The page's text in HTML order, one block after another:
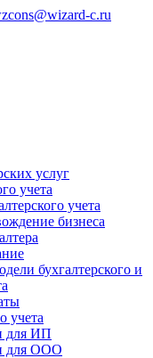
c.ru
услуг
учета
учета
бизнеса
бухгалтерского и
учета
для ИП
для ООО